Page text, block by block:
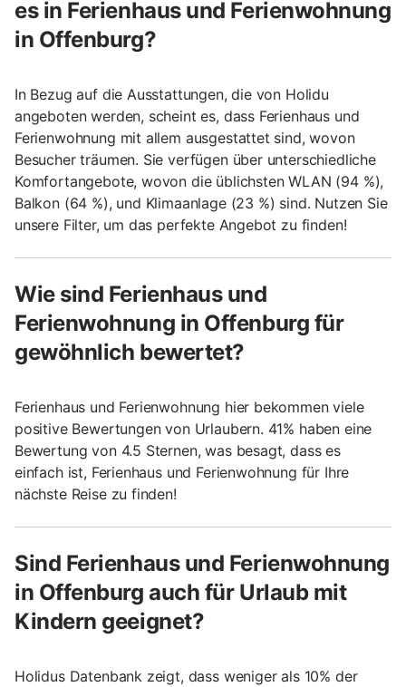
es in Ferienhaus und Ferienwohnung
in Offenburg?
In Bezug auf die Ausstattungen, die von Holidu
angeboten werden, scheint es, dass Ferienhaus und
Ferienwohnung mit allem ausgestattet sind, wovon
Besucher träumen. Sie verfügen über unterschiedliche
Komfortangebote, wovon die üblichsten WLAN (94 %),
Balkon (64 %), und Klimaanlage (23 %) sind. Nutzen Sie
unsere Filter, um das perfekte Angebot zu finden!
Wie sind Ferienhaus und
Ferienwohnung in Offenburg für
gewöhnlich bewertet?
Ferienhaus und Ferienwohnung hier bekommen viele
positive Bewertungen von Urlaubern. 41% haben eine
Bewertung von 4.5 Sternen, was besagt, dass es
einfach ist, Ferienhaus und Ferienwohnung für Ihre
nächste Reise zu finden!
Sind Ferienhaus und Ferienwohnung
in Offenburg auch für Urlaub mit
Kindern geeignet?
Holidus Datenbank zeigt, dass weniger als 10% der